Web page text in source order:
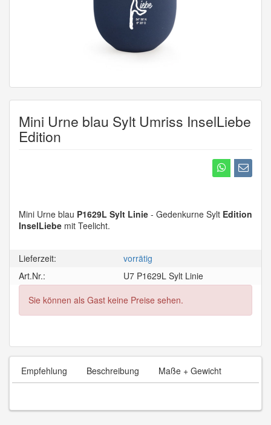
Mini Urne blau Sylt Umriss InselLiebe
Edition
Mini Urne blau P1629L Sylt Linie - Gedenkurne Sylt Edition
InselLiebe mit Teelicht.
Lieferzeit:
vorrätig
Art.Nr.:
U7 P1629L Sylt Linie
Sie können als Gast keine Preise sehen.
Empfehlung Beschreibung Maße + Gewicht